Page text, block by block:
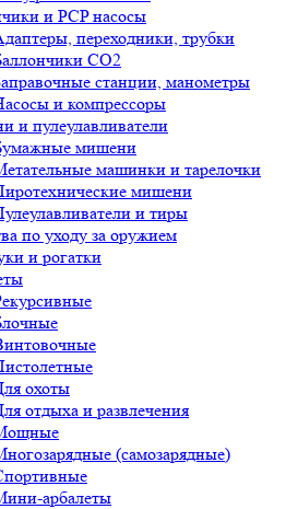
и PCP насосы
переходники, трубки
CO2
станции, манометры
и компрессоры
и пулеулавливатели
мишени
машинки и тарелочки
мишени
и тиры
по уходу за оружием
и рогатки
охоты
отдыха и развлечения
(самозарядные)
арбалеты